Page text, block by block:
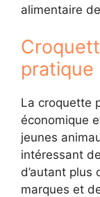
alimentaire
pratique
La croquette
économique
jeunes
intéressant
d’autant plus
marques et